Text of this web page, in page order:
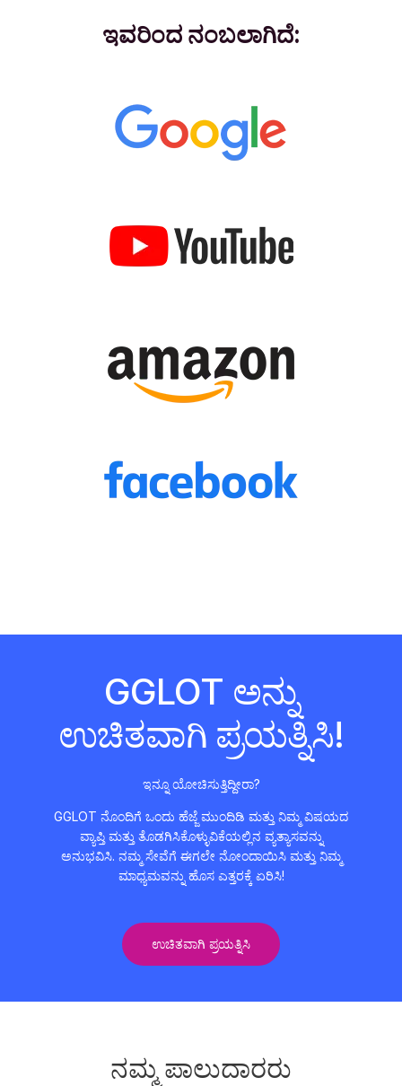
ಇವರಿಂದ ನಂಬಲಾಗಿದೆ:
GGLOT ಅನ್ನು
ಉಚಿತವಾಗಿ ಪ್ರಯತ್ನಿಸಿ!
ಇನ್ನೂ ಯೋಚಿಸುತ್ತಿದ್ದೀರಾ?
GGLOT ನೊಂದಿಗೆ ಒಂದು ಹೆಜ್ಜೆ ಮುಂದಿಡಿ ಮತ್ತು ನಿಮ್ಮ ವಿಷಯದ
ವ್ಯಾಪ್ತಿ ಮತ್ತು ತೊಡಗಿಸಿಕೊಳ್ಳುವಿಕೆಯಲ್ಲಿನ ವ್ಯತ್ಯಾಸವನ್ನು
ಅನುಭವಿಸಿ. ನಮ್ಮ ಸೇವೆಗೆ ಈಗಲೇ ನೋಂದಾಯಿಸಿ ಮತ್ತು ನಿಮ್ಮ
ಮಾಧ್ಯಮವನ್ನು ಹೊಸ ಎತ್ತರಕ್ಕೆ ಏರಿಸಿ!
ಉಚಿತವಾಗಿ ಪ್ರಯತ್ನಿಸಿ
ನಮ್ಮ ಪಾಲುದಾರರು